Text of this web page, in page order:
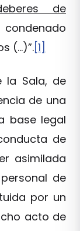
de
(…)”.[1]
la Sala, de
de una
base legal
de
asimilada
de
por un
acto de